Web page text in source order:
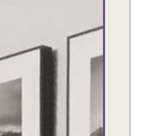
والخامات والتقفيل وسرعة
وبمنتهي الأمانه مكسب